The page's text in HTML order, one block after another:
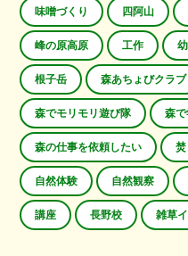
味噌づくり 四阿山
峰の原高原 工作
根子岳 森あちょびクラブ
森でモリモリ遊び隊 森
森の仕事を依頼したい 焚
自然体験 自然観察
講座 長野校 雑草